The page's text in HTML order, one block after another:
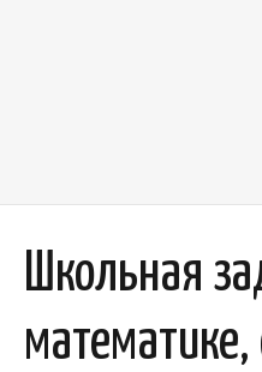
Школьная